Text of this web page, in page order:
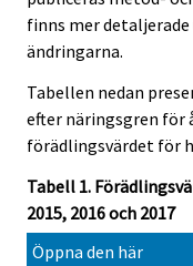
finns mer
ändringarna.
Tabellen nedan
efter näringsgren för
förädlingsvärdet för
Tabell 1.
2015, 2016 och 2017
Öppna den här